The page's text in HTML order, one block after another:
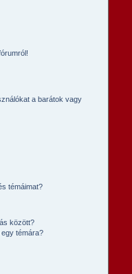
a barátok vagy
témáimat?
között?
témára?